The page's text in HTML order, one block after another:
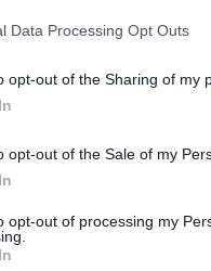
Data Processing Opt Outs
opt-out of the Sharing of my
opt-out of the Sale of my
opt-out of processing my
cu bombe
Al Doilea Război
vorbește despre 27 de
de artileria
- Advertisement -